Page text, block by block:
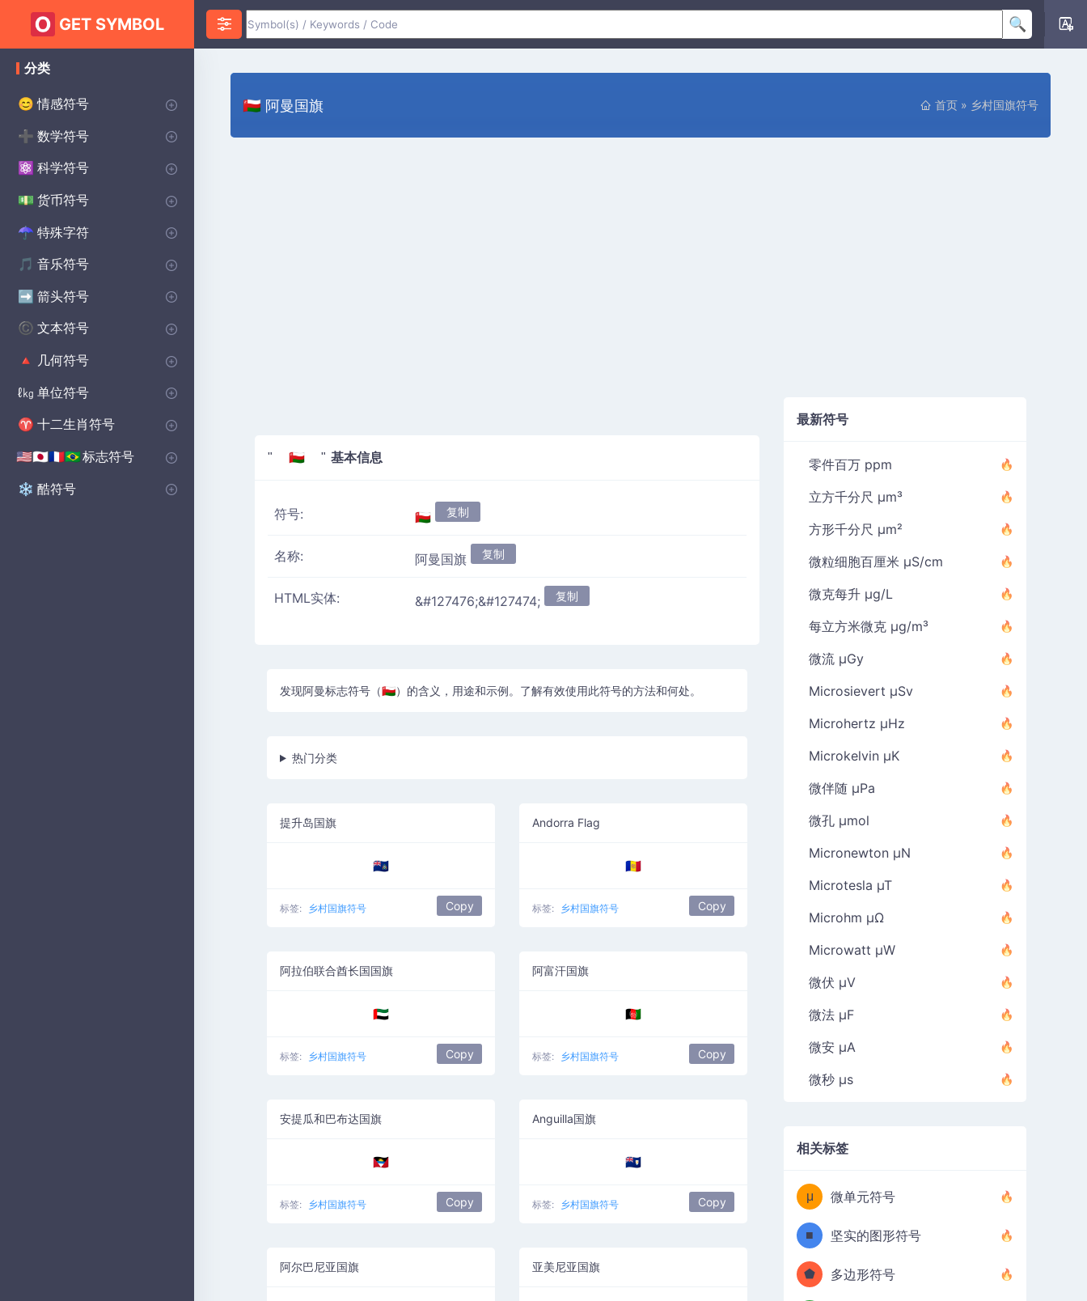
GET SYMBOL
🇴🇲 阿曼国旗 首页 » 乡村国旗符号
" 🇴🇲 " 基本信息
符号: 🇴🇲 复制
名称: 阿曼国旗 复制
HTML实体: &#127476;&#127474; 复制
发现阿曼标志符号（🇴🇲）的含义，用途和示例。了解有效使用此符号的方法和何处。
热门分类
提升岛国旗
🇦🇨
标签: 乡村国旗符号 Copy
Andorra Flag
🇦🇩
标签: 乡村国旗符号 Copy
阿拉伯联合酋长国国旗
🇦🇪
标签: 乡村国旗符号 Copy
阿富汗国旗
🇦🇫
标签: 乡村国旗符号 Copy
安提瓜和巴布达国旗
🇦🇬
标签: 乡村国旗符号 Copy
Anguilla国旗
🇦🇮
标签: 乡村国旗符号 Copy
阿尔巴尼亚国旗 亚美尼亚国旗
最新符号
零件百万 ppm
立方千分尺 µm³
方形千分尺 µm²
微粒细胞百厘米 µS/cm
微克每升 µg/L
每立方米微克 µg/m³
微流 µGy
Microsievert µSv
Microhertz µHz
Microkelvin µK
微伴随 µPa
微孔 µmol
Micronewton µN
Microtesla µT
Microhm µΩ
Microwatt µW
微伏 µV
微法 µF
微安 µA
微秒 µs
相关标签
μ 微单元符号
■ 坚实的图形符号
⬟ 多边形符号
分类
😊 情感符号
♥ 心脏符号
❤️ 爱符号
😡 愤怒符号
😰 焦虑符号
😀 快乐的符号
😰 悲伤的符号
😲 惊喜符号
😨 恐惧符号
😊 笑脸符号
💌 誓约符号
🔴 祝您好运符号
➕ 数学符号
♾️ 无限符号
∑ 代数符号
⌀ 几何符号
π PI符号
Δ 三角洲符号
√ 平方根符号
α alpha符号
> 大于符号
< 小于符号
Σ Sigma符号
± 加上减去符号
÷ 分隔符号
λ lambda符号
P(A)统计符号
∑ 求和符号
⚛️ 科学符号
Ac 化学符号
β 物理符号
Θ theta符号
° 学位符号
Ω 欧米茄符号
⚯ 生物学符号
💵 货币符号
$ 主要世界货币
¢ 美分符号
£ 磅货币符号
¥ 日本日元货币符号
☂︎ 特殊字符
: 标点符号
⚜ 装饰符号
• 点符号
☮️ 王子符号
⚔️ 狂战士符号
⚔️ 维京符号
🔨 焊接符号
🏫 学校符号
⭐ 星球大战符号
ॐ 印度符号
☯️ 异教符号
🎵 音乐符号
♩ 注释符号
♯ CLEFS符号
🎵 音乐休息符号
🎼 重复音乐符号
➡️ 箭头符号
➡️ 方向箭头
↓ 向下箭头符号
→ 右箭头符号
↑ 向上箭头符号
^ 商店箭头符号
©️ 文本符号
©️ 版权符号
♀ 女性符号
❤️ 美学符号
♂ 男性符号
🦇 蝙蝠侠符号
Ⓐ 无政府状态符号
✝️ 交叉符号
¶ 段落符号
🚗 汽车符号
🧩 自闭症符号
☘️ 凯尔特人符号
🍽️ 洗碗机符号
🔮 哈利·波特符号
🔨 北欧符号
🐉 保护符号
🔺 几何符号
🔺 基本形状符号
⬟ 多边形符号
■ 坚实的图形符号
ℓ㎏ 单位符号
📏 音量单位符号
μ 微单元符号
♈ 十二生肖符号
♈ 西部十二生肖符号
🇺🇸🇯🇵🇫🇷🇧🇷标志符号
の 国家符号
🇺🇸🇬🇧🇨🇳
❄️ 酷符号